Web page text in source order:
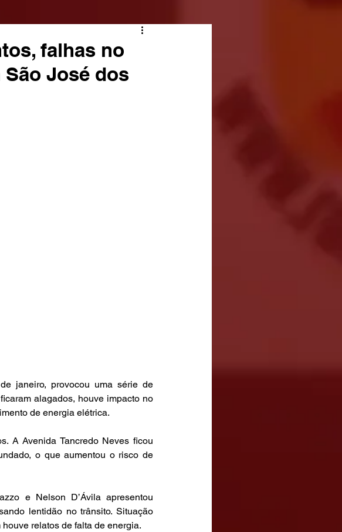
falhas no
José dos
janeiro, provocou uma série de
alagados, houve impacto no
de energia elétrica.
A Avenida Tancredo Neves ficou
o que aumentou o risco de
e Nelson D’Ávila apresentou
lentidão no trânsito. Situação
relatos de falta de energia.